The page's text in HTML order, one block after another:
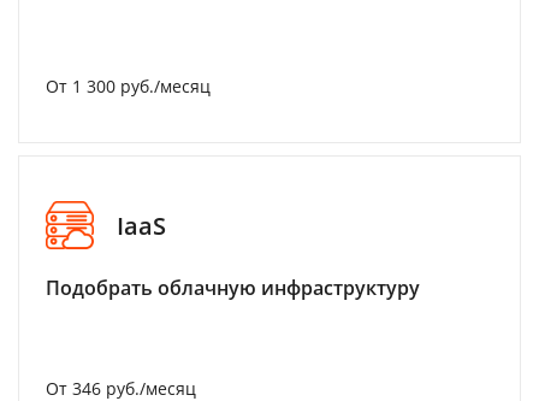
От 1 300 руб./месяц
IaaS
Подобрать облачную инфраструктуру
От 346 руб./месяц